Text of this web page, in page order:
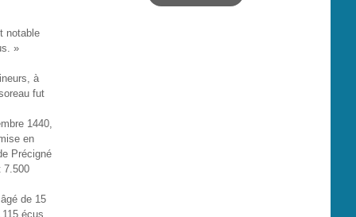
notable
»
à
fut
1440,
en
Précigné
7.500
de 15
écus